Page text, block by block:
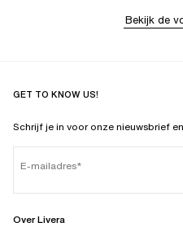
Bekijk de
GET TO KNOW US!
Schrijf je in voor onze nieuwsbrief
E-mailadres
Over Livera